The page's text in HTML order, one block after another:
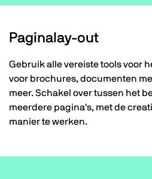
Paginalay-out
Gebruik alle vereiste tools voor
voor brochures, documenten
meer. Schakel over tussen het
meerdere pagina's, met de
manier te werken.